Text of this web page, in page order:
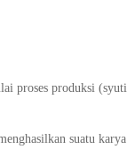
proses produksi
suatu